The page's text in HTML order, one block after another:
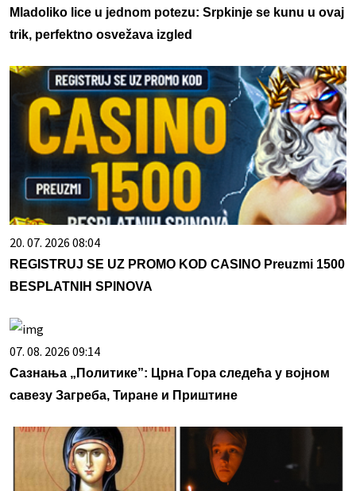
Mladoliko lice u jednom potezu: Srpkinje se kunu u ovaj
trik, perfektno osvežava izgled
20. 07. 2026 08:04
REGISTRUJ SE UZ PROMO KOD CASINO Preuzmi 1500
BESPLATNIH SPINOVA
07. 08. 2026 09:14
Сазнања „Политике”: Црна Гора следећа у војном
савезу Загреба, Тиране и Приштине